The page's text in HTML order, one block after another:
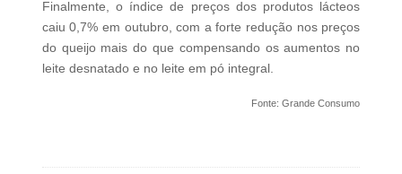
Finalmente, o índice de preços dos produtos lácteos
caiu 0,7% em outubro, com a forte redução nos preços
do queijo mais do que compensando os aumentos no
leite desnatado e no leite em pó integral.
Fonte: Grande Consumo